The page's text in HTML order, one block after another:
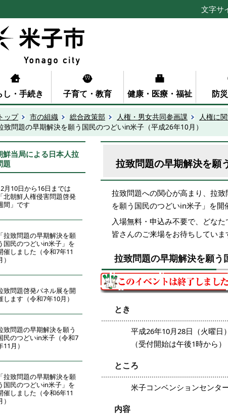
文字サ
し・手続き 子育て・教育 健康・医療・福祉 防
トップ 市の組織 総合政策部 人権・男女共同参画課 人権に
致問題の早期解決を願う国民のつどいin米子（平成26年10月）
鮮当局による日本人拉
題
月10日から16日までは
「北朝鮮人権侵害問題啓発
間」です
「拉致問題の早期解決を願
国民のつどいin米子」を
催しました（令和7年11
）
致問題啓発パネル展を開
します（令和7年10月）
致問題の早期解決を願う
民のつどいin米子（令和7
11月）
「拉致問題の早期解決を願
国民のつどいin米子」を
催しました（令和6年11
）
拉致問題の早期解決を願
拉致問題への関心が高まり、拉
を願う国民のつどいin米子」を開
入場無料・申込み不要で、どなた
皆さんのご来場をお待ちしていま
拉致問題の早期解決を願
とき
平成26年10月28日（火曜日
（受付開始は午後1時から）
ところ
米子コンベンションセンタ
内容